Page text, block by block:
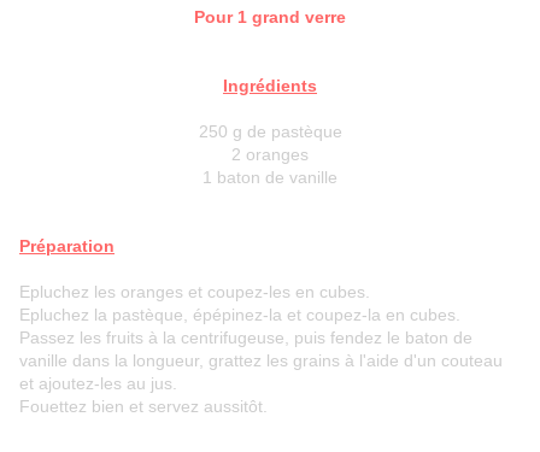
Pour 1 grand verre
Ingrédients
250 g de pastèque
2 oranges
1 baton de vanille
Préparation
Epluchez les oranges et coupez-les en cubes.
Epluchez la pastèque, épépinez-la et coupez-la en cubes.
Passez les fruits à la centrifugeuse, puis fendez le baton de
vanille dans la longueur, grattez les grains à l'aide d'un couteau
et ajoutez-les au jus.
Fouettez bien et servez aussitôt.